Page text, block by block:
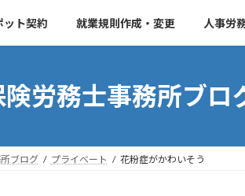
ット契約 就業規則作成・変更 人事労
労務士事務所ブロ
ブログ プライベート 花粉症がかわいそう